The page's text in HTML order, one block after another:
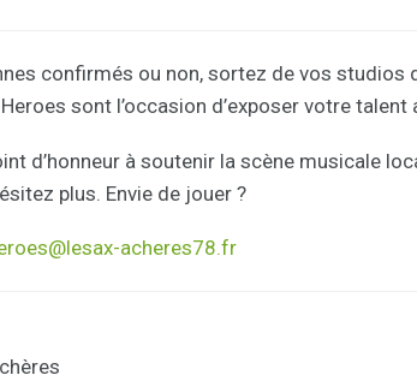
confirmés ou non, sortez de vos studios
sont l’occasion d’exposer votre talent
d’honneur à soutenir la scène musicale
plus. Envie de jouer ?
acheres78.fr